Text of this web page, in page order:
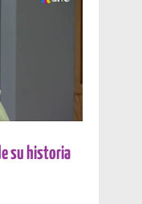
su historia